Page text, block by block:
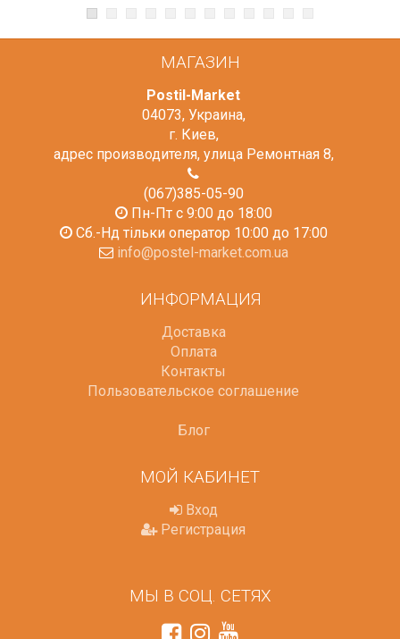
МАГАЗИН
Postil-Market
04073, Украина,
г. Киев,
адрес производителя, улица Ремонтная 8,
(067)385-05-90
Пн-Пт с 9:00 до 18:00
Сб.-Нд тільки оператор 10:00 до 17:00
info@postel-market.com.ua
ИНФОРМАЦИЯ
Доставка
Оплата
Контакты
Пользовательское соглашение
Блог
МОЙ КАБИНЕТ
Вход
Регистрация
МЫ В СОЦ. СЕТЯХ